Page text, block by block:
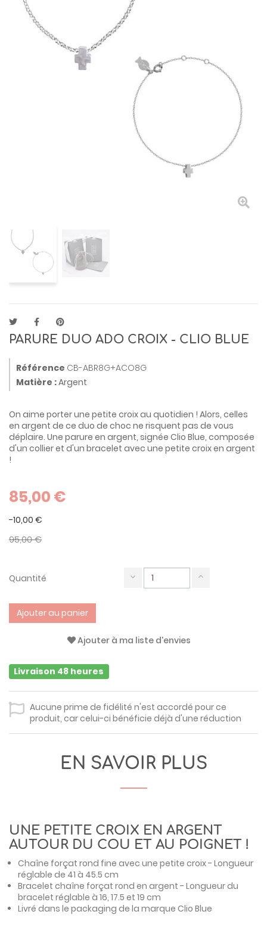
PARURE DUO ADO CROIX - CLIO BLUE
Référence CB-ABR8G+ACO8G
Matière :Argent
On aime porter une petite croix au quotidien ! Alors, celles
en argent de ce duo de choc ne risquent pas de vous
déplaire. Une parure en argent, signée Clio Blue, composée
d'un collier et d'un bracelet avec une petite croix en argent
!
85,00 €
-10,00 €
95,00 €
Quantité
Ajouter au panier
Ajouter à ma liste d'envies
Livraison 48 heures
Aucune prime de fidélité n'est accordé pour ce
produit, car celui-ci bénéficie déjà d'une réduction
EN SAVOIR PLUS
UNE PETITE CROIX EN ARGENT
AUTOUR DU COU ET AU POIGNET !
Chaîne forçat rond fine avec une petite croix - Longueur
réglable de 41 à 45.5 cm
Bracelet chaîne forçat rond en argent - Longueur du
bracelet réglable à 16, 17.5 et 19 cm
Livré dans le packaging de la marque Clio Blue